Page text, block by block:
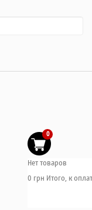
0
Нет товаров
0 грн Итого, к